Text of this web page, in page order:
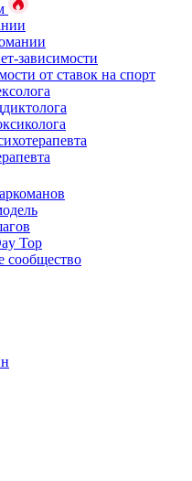
зависимости
от ставок на спорт
Top
сообщество